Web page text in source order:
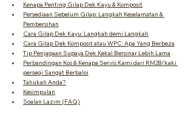
Kenapa Penting Gilap Dek Kayu & Komposit
Persediaan Sebelum Gilap: Langkah Keselamatan &
Pembersihan
Cara Gilap Dek Kayu: Langkah demi Langkah
Cara Gilap Dek Komposit atau WPC: Apa Yang Berbeza
Tip Penjagaan Supaya Dek Kekal Bersinar Lebih Lama
Perbandingan Kos & Kenapa Servis Kami dari RM28/kaki
persegi Sangat Berbaloi
Tahukah Anda?
Kesimpulan
Soalan Lazim (FAQ)